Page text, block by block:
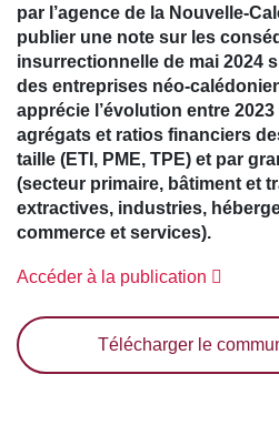
par l’agence de la Nouvelle-
publier une note sur les
insurrectionnelle de mai 2024
des entreprises néo-
apprécie l’évolution entre
agrégats et ratios financiers
taille (ETI, PME, TPE) et par
(secteur primaire, bâtiment et
extractives, industries,
commerce et services).
Accéder à la publication
Télécharger le